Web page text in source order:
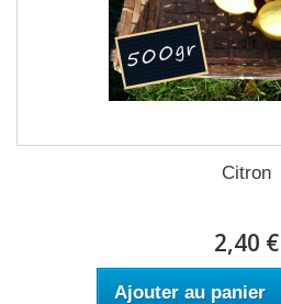
Citron
2,40 €
Ajouter au panier